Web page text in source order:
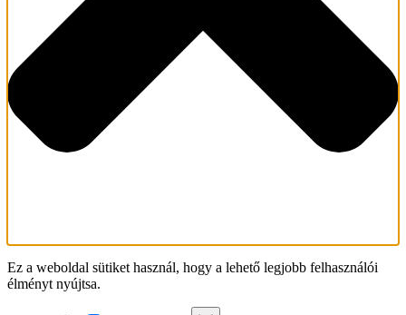
Ez a weboldal sütiket használ, hogy a lehető legjobb felhasználói
élményt nyújtsa.